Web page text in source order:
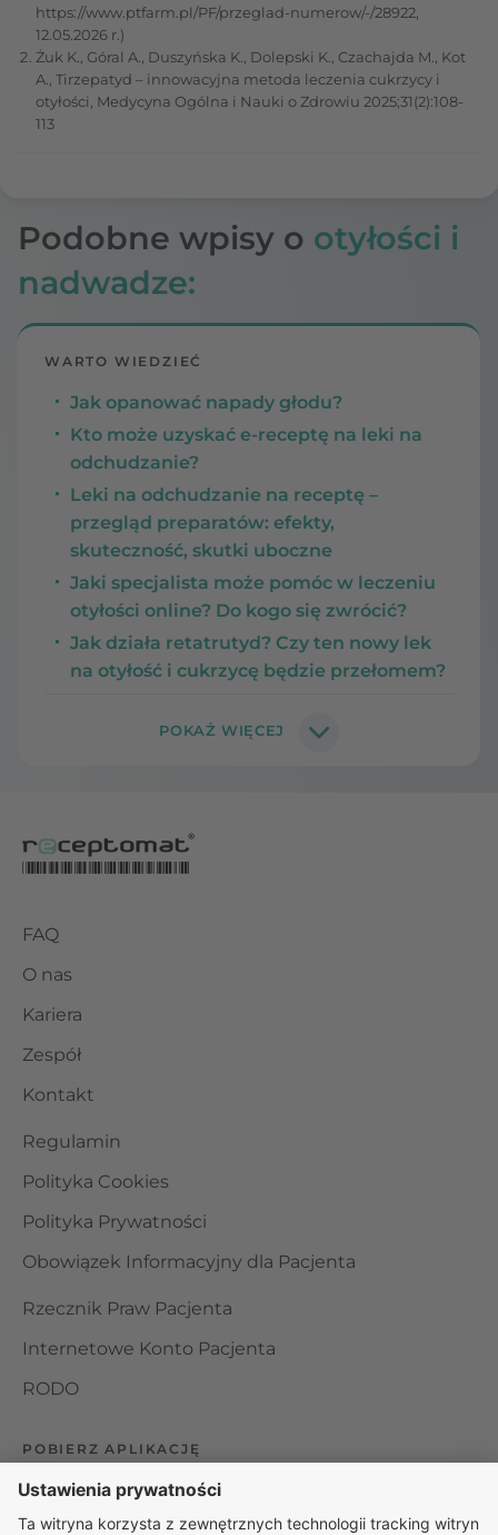
https://www.ptfarm.pl/PF/przeglad-numerow/-/28922,
12.05.2026 r.)
Żuk K., Góral A., Duszyńska K., Dolepski K., Czachajda M., Kot
A., Tirzepatyd – innowacyjna metoda leczenia cukrzycy i
otyłości, Medycyna Ogólna i Nauki o Zdrowiu 2025;31(2):108-
113
Podobne wpisy o otyłości i
nadwadze:
WARTO WIEDZIEĆ
Jak opanować napady głodu?
Kto może uzyskać e-receptę na leki na
odchudzanie?
Leki na odchudzanie na receptę –
przegląd preparatów: efekty,
skuteczność, skutki uboczne
Jaki specjalista może pomóc w leczeniu
otyłości online? Do kogo się zwrócić?
Jak działa retatrutyd? Czy ten nowy lek
na otyłość i cukrzycę będzie przełomem?
FAQ
O nas
Kariera
Zespół
Kontakt
Regulamin
Polityka Cookies
Polityka Prywatności
Obowiązek Informacyjny dla Pacjenta
Rzecznik Praw Pacjenta
Internetowe Konto Pacjenta
RODO
POBIERZ APLIKACJĘ